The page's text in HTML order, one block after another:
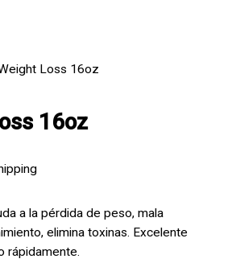
Loss 16oz
16oz
a la pérdida de peso, mala
elimina toxinas. Excelente
rápidamente.